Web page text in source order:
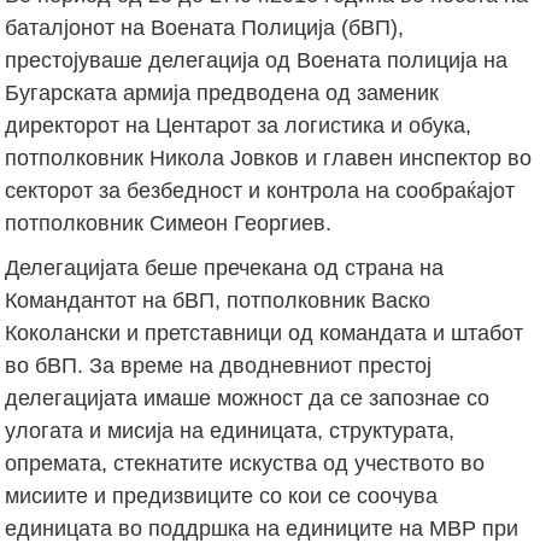
баталјонот на Воената Полиција (бВП),
престојуваше делегација од Воената полиција на
Бугарската армија предводена од заменик
директорот на Центарот за логистика и обука,
потполковник Никола Јовков и главен инспектор во
секторот за безбедност и контрола на сообраќајот
потполковник Симеон Георгиев.
Делегацијата беше пречекана од страна на
Командантот на бВП, потполковник Васко
Коколански и претставници од командата и штабот
во бВП. За време на дводневниот престој
делегацијата имаше можност да се запознае со
улогата и мисија на единицата, структурата,
опремата, стекнатите искуства од учеството во
мисиите и предизвиците со кои се соочува
единицата во поддршка на единиците на МВР при